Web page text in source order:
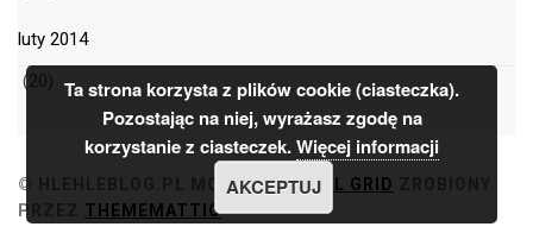
luty 2014
(20)
© HLEHLEBLOG.PL MOTYWMINIMAL GRID
PRZEZ THEMEMATTIC
Ta strona korzysta z plików cookie (ciasteczka).
Pozostając na niej, wyrażasz zgodę na
korzystanie z ciasteczek.Więcej informacji
AKCEPTUJ